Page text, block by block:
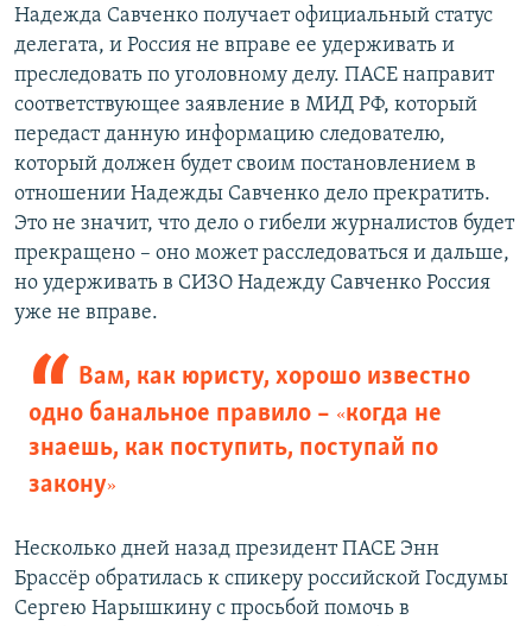
Надежда Савченко получает официальный статус
делегата, и Россия не вправе ее удерживать и
преследовать по уголовному делу. ПАСЕ направит
соответствующее заявление в МИД РФ, который
передаст данную информацию следователю,
который должен будет своим постановлением в
отношении Надежды Савченко дело прекратить.
Это не значит, что дело о гибели журналистов будет
прекращено – оно может расследоваться и дальше,
но удерживать в СИЗО Надежду Савченко Россия
уже не вправе.
Вам, как юристу, хорошо известно
одно банальное правило – «когда не
знаешь, как поступить, поступай по
закону»
Несколько дней назад президент ПАСЕ Энн
Брассёр обратилась к спикеру российской Госдумы
Сергею Нарышкину с просьбой помочь в